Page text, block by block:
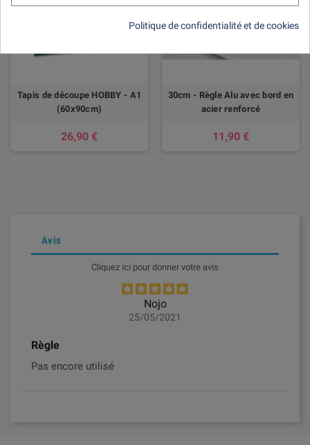
Tapis de découpe HOBBY - A1
(60x90cm)
26,90 €
30cm - Règle Alu avec bord en
acier renforcé
11,90 €
Avis
Cliquez ici pour donner votre avis
Nojo
25/05/2021
Règle
Pas encore utilisé
Politique de confidentialité et de cookies